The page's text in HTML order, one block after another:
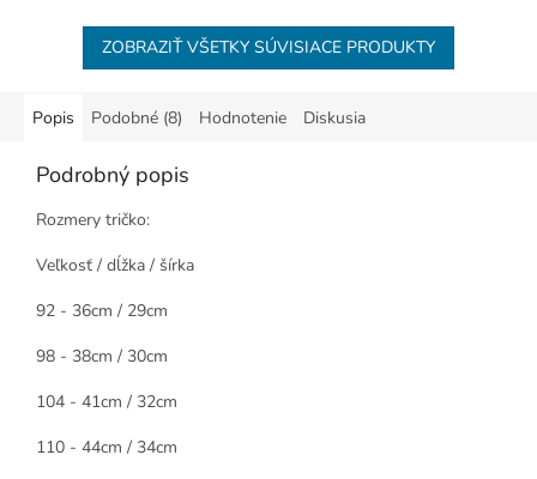
ZOBRAZIŤ VŠETKY SÚVISIACE PRODUKTY
Popis Podobné (8) Hodnotenie Diskusia
Podrobný popis
Rozmery tričko:
Veľkosť / dĺžka / šírka
92 - 36cm / 29cm
98 - 38cm / 30cm
104 - 41cm / 32cm
110 - 44cm / 34cm